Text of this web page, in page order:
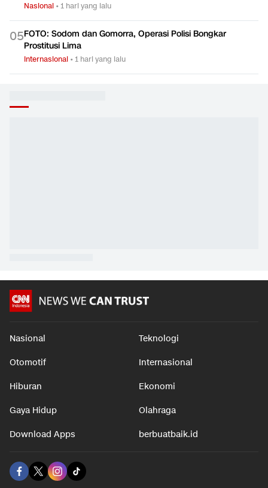
Nasional •1 hari yang lalu
05FOTO: Sodom dan Gomorra, Operasi Polisi Bongkar
Prostitusi Lima
Internasional •1 hari yang lalu
Nasional Teknologi
Otomotif Internasional
Hiburan Ekonomi
Gaya Hidup Olahraga
Download Apps berbuatbaik.id